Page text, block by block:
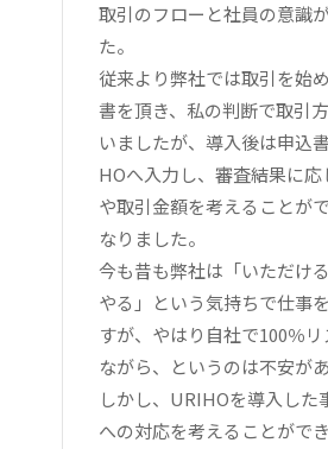
取引のフローと社員の意識
た。
従来より弊社では取引を始
書を頂き、私の判断で取引
いましたが、導入後は申込
HOへ入力し、審査結果に
や取引金額を考えることが
なりました。
今も昔も弊社は「いただけ
やる」という気持ちで仕事
すが、やはり自社で100％
ながら、というのは不安が
しかし、URIHOを導入した
への対応を考えることがで